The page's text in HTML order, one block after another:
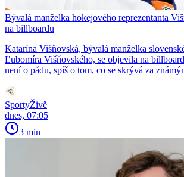
Bývalá manželka hokejového reprezentanta
na billboardu
Katarína Višňovská, bývalá manželka
Ľubomíra Višňovského, se objevila na
není o pádu, spíš o tom, co se skrývá za
SportyŽivě
dnes, 07:05
3 min